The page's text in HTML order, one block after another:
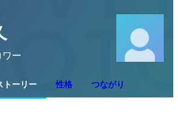
ワー
トーリー 性格 つながり